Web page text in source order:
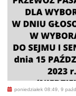
poniedziałek 08:49, 9